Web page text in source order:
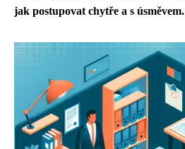
jak postupovat chytře a s úsměvem.